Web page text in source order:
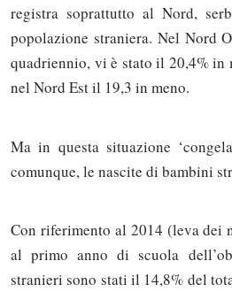
registra soprattutto al Nord,
popolazione straniera. Nel Nord
quadriennio, vi è stato il 20,4% in
nel Nord Est il 19,3 in meno.
Ma in questa situazione
comunque, le nascite di bambini
Con riferimento al 2014 (leva dei
al primo anno di scuola
stranieri sono stati il 14,8% del